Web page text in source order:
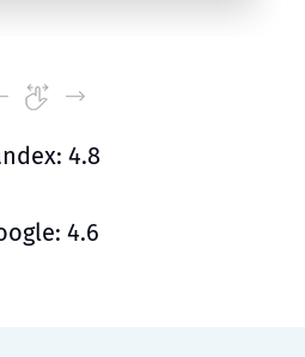
4.8
4.6